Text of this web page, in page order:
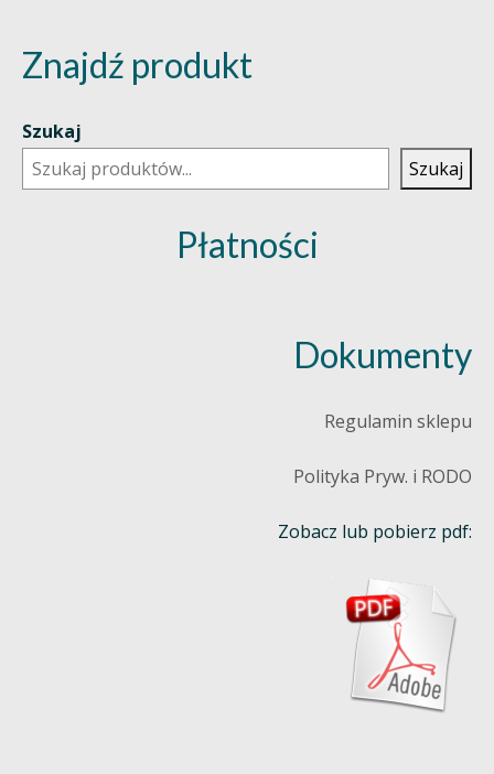
Znajdź produkt
Szukaj
Szukaj
Płatności
Dokumenty
Regulamin sklepu
Polityka Pryw. i RODO
Zobacz lub pobierz pdf: